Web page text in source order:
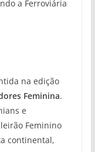
a Ferroviária
na edição
Feminina.
e
Feminino
continental,